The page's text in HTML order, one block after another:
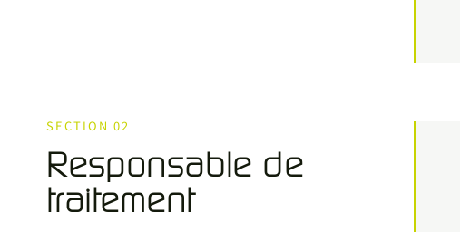
SECTION 02
Responsable de
traitement